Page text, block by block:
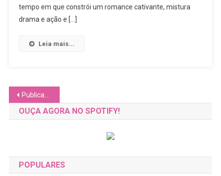
The
No
Final
tempo em que constrói um romance cativante, mistura
drama e ação e […]
Leia mais...
Navegação
por
Publicações mais antigas
OUÇA AGORA NO SPOTIFY!
POPULARES